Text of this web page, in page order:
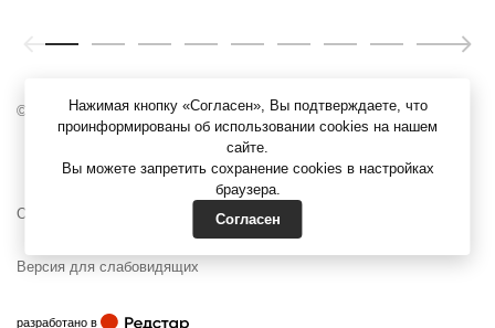
© ЯХМ, 1919 – 2026 г.
Официальные документы
Версия для слабовидящих
разработано в
Нажимая кнопку «Согласен», Вы подтверждаете, что
проинформированы об использовании cookies на нашем
сайте.
Вы можете запретить сохранение cookies в настройках
браузера.
Согласен